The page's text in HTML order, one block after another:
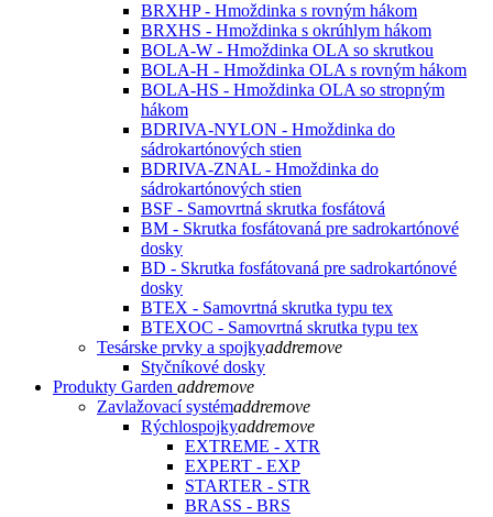
BRXHP - Hmoždinka s rovným hákom
BRXHS - Hmoždinka s okrúhlym hákom
BOLA-W - Hmoždinka OLA so skrutkou
BOLA-H - Hmoždinka OLA s rovným hákom
BOLA-HS - Hmoždinka OLA so stropným
hákom
BDRIVA-NYLON - Hmoždinka do
sádrokartónových stien
BDRIVA-ZNAL - Hmoždinka do
sádrokartónových stien
BSF - Samovrtná skrutka fosfátová
BM - Skrutka fosfátovaná pre sadrokartónové
dosky
BD - Skrutka fosfátovaná pre sadrokartónové
dosky
BTEX - Samovrtná skrutka typu tex
BTEXOC - Samovrtná skrutka typu tex
Tesárske prvky a spojkyaddremove
Styčníkové dosky
Produkty Garden addremove
Zavlažovací systémaddremove
Rýchlospojkyaddremove
EXTREME - XTR
EXPERT - EXP
STARTER - STR
BRASS - BRS